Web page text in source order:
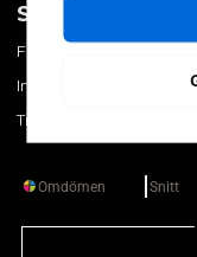
SOCIALA
Facebook
Instagram
TikTok